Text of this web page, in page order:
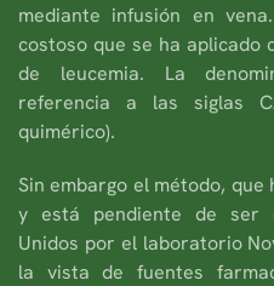
mediante infusión en
costoso que se ha aplicado
de leucemia. La
referencia a las siglas
quimérico).
Sin embargo el método,
y está pendiente de ser
Unidos por el laboratorio
la vista de fuentes